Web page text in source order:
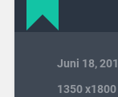
Juni 18,
1350x1800